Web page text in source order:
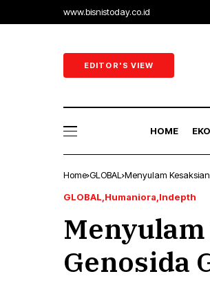
www.bisnistoday.co.id
EDITOR'S VIEW
HOME
Home GLOBAL Menyulam
GLOBAL Humaniora Indepth
Genosida